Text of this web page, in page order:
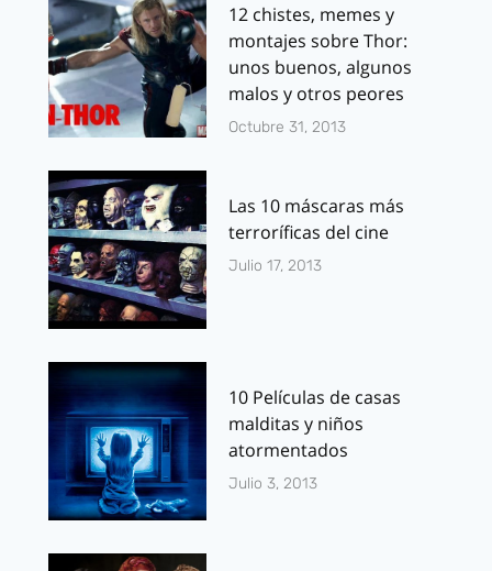
12 chistes, memes y
montajes sobre Thor:
unos buenos, algunos
malos y otros peores
Octubre 31, 2013
Las 10 máscaras más
terroríficas del cine
Julio 17, 2013
10 Películas de casas
malditas y niños
atormentados
Julio 3, 2013